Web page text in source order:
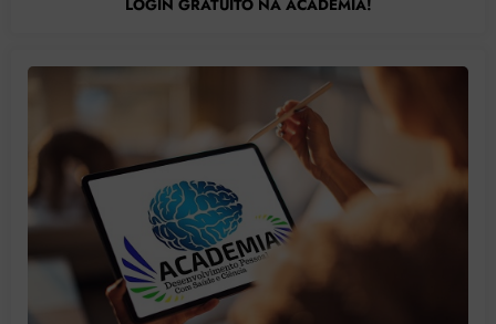
LOGIN GRATUITO NA ACADEMIA!